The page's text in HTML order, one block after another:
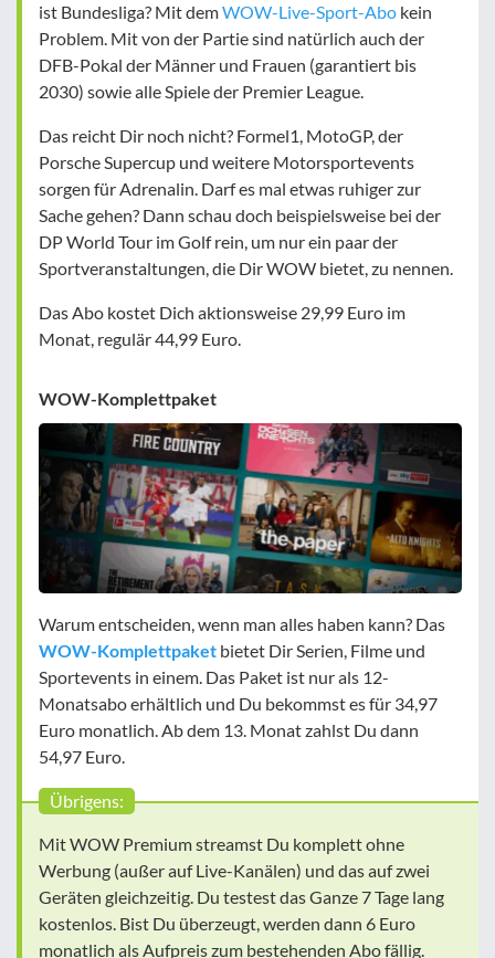
ist Bundesliga? Mit demWOW-Live-Sport-Abo kein
Problem. Mit von der Partie sind natürlich auch der
DFB-Pokal der Männer und Frauen (garantiert bis
2030) sowie alle Spiele der Premier League.
Das reicht Dir noch nicht? Formel1, MotoGP, der
Porsche Supercup und weitere Motorsportevents
sorgen für Adrenalin. Darf es mal etwas ruhiger zur
Sache gehen? Dann schau doch beispielsweise bei der
DP World Tour im Golf rein, um nur ein paar der
Sportveranstaltungen, die Dir WOW bietet, zu nennen.
Das Abo kostet Dich aktionsweise 29,99 Euro im
Monat, regulär 44,99 Euro.
WOW-Komplettpaket
Warum entscheiden, wenn man alles haben kann? Das
WOW-Komplettpaket bietet Dir Serien, Filme und
Sportevents in einem. Das Paket ist nur als 12-
Monatsabo erhältlich und Du bekommst es für 34,97
Euro monatlich. Ab dem 13. Monat zahlst Du dann
54,97 Euro.
Übrigens:
Mit WOW Premium streamst Du komplett ohne
Werbung (außer auf Live-Kanälen) und das auf zwei
Geräten gleichzeitig. Du testest das Ganze 7 Tage lang
kostenlos. Bist Du überzeugt, werden dann 6 Euro
monatlich als Aufpreis zum bestehenden Abo fällig.